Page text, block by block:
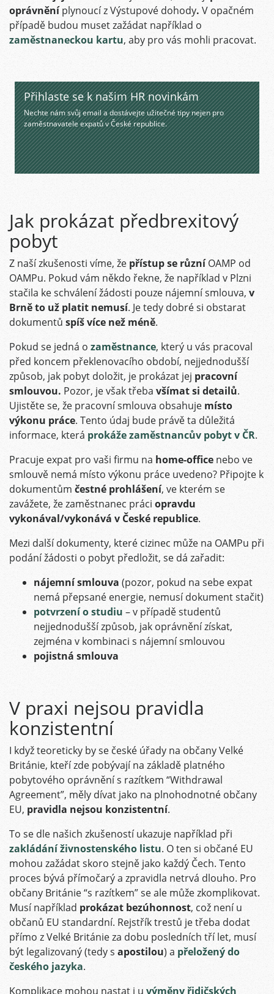
oprávněníplynoucí z Výstupové dohody. V opačném
případě budou muset zažádat například o
zaměstnaneckou kartu, aby pro vás mohli pracovat.
Přihlaste se k našim HR novinkám
Nechte nám svůj email a dostávejte užitečné tipy nejen pro
zaměstnavatele expatů v České republice.
Jak prokázat předbrexitový
pobyt
Z naší zkušenosti víme, že přístup se různíOAMP od
OAMPu. Pokud vám někdo řekne, že například v Plzni
stačila ke schválení žádosti pouze nájemní smlouva, v
Brně to už platit nemusí. Je tedy dobré si obstarat
dokumentů spíš více než méně.
Pokud se jedná o zaměstnance, který u vás pracoval
před koncem překlenovacího období, nejjednodušší
způsob, jak pobyt doložit, je prokázat jej pracovní
smlouvou. Pozor, je však třeba všímat si detailů.
Ujistěte se, že pracovní smlouva obsahuje místo
výkonu práce. Tento údaj bude právě ta důležitá
informace, která prokáže zaměstnancův pobyt v ČR.
Pracuje expat pro vaši firmu na home-office nebo ve
smlouvě nemá místo výkonu práce uvedeno? Připojte k
dokumentům čestné prohlášení, ve kterém se
zavážete, že zaměstnanec práci opravdu
vykonával/vykonává v České republice.
Mezi další dokumenty, které cizinec může na OAMPu při
podání žádosti o pobyt předložit, se dá zařadit:
nájemní smlouva (pozor, pokud na sebe expat
nemá přepsané energie, nemusí dokument stačit)
potvrzení o studiu – v případě studentů
nejjednodušší způsob, jak oprávnění získat,
zejména v kombinaci s nájemní smlouvou
pojistná smlouva
V praxi nejsou pravidla
konzistentní
I když teoreticky by se české úřady na občany Velké
Británie, kteří zde pobývají na základě platného
pobytového oprávnění s razítkem “Withdrawal
Agreement”, měly dívat jako na plnohodnotné občany
EU, pravidla nejsou konzistentní.
To se dle našich zkušeností ukazuje například při
zakládání živnostenského listu. O ten si občané EU
mohou zažádat skoro stejně jako každý Čech. Tento
proces bývá přímočarý a zpravidla netrvá dlouho. Pro
občany Británie “s razítkem” se ale může zkomplikovat.
Musí například prokázat bezúhonnost, což není u
občanů EU standardní. Rejstřík trestů je třeba dodat
přímo z Velké Británie za dobu posledních tří let, musí
být legalizovaný (tedy s apostilou) a přeložený do
českého jazyka.
Komplikace mohou nastat i u výměny řidičských